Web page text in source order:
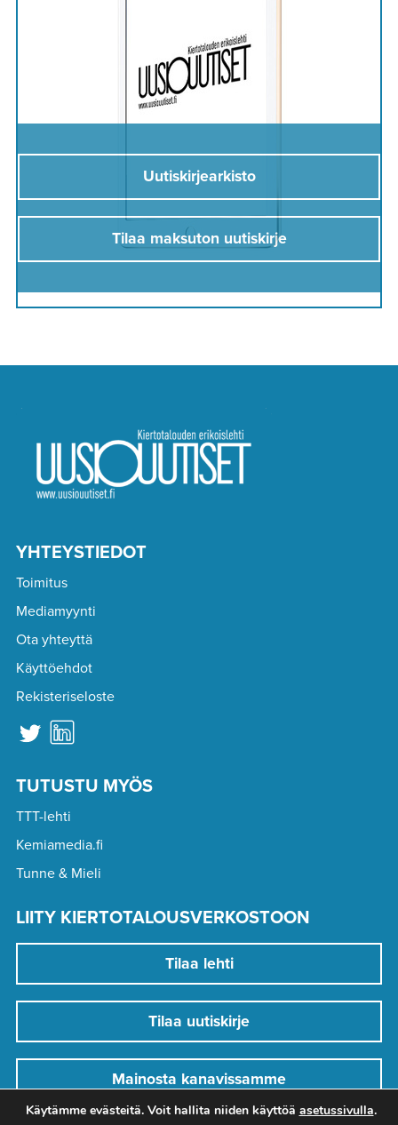
Uutiskirjearkisto
Tilaa maksuton uutiskirje
YHTEYSTIEDOT
Toimitus
Mediamyynti
Ota yhteyttä
Käyttöehdot
Rekisteriseloste
TUTUSTU MYÖS
TTT-lehti
Kemiamedia.fi
Tunne & Mieli
LIITY KIERTOTALOUSVERKOSTOON
Tilaa lehti
Tilaa uutiskirje
Mainosta kanavissamme
Käytämme evästeitä. Voit hallita niiden käyttöä asetussivulla.